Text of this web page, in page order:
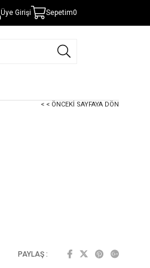
Üye Girişi Sepetim0
< < ÖNCEKI SAYFAYA DÖN
PAYLAŞ :